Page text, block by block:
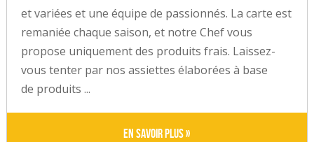
et variées et une équipe de passionnés. La carte est
remaniée chaque saison, et notre Chef vous
propose uniquement des produits frais. Laissez-
vous tenter par nos assiettes élaborées à base
de produits ...
En savoir plus »